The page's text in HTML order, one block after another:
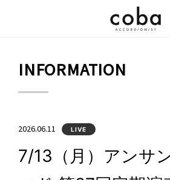
INFORMATION
2026.06.11 LIVE
7/13（月）アンサ